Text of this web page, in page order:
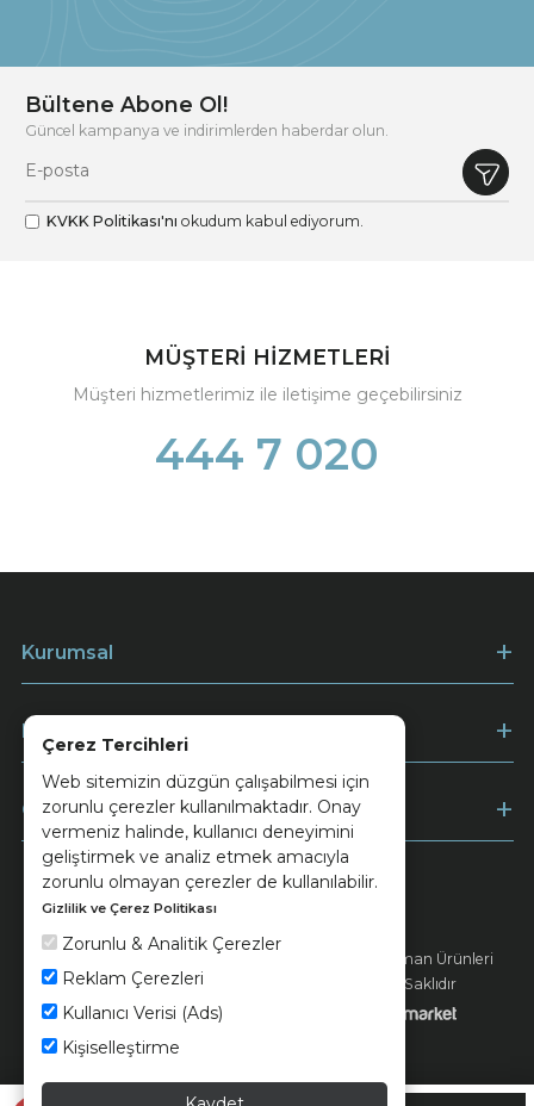
Çerez Tercihleri
Web sitemizin düzgün çalışabilmesi için
zorunlu çerezler kullanılmaktadır. Onay
vermeniz halinde, kullanıcı deneyimini
geliştirmek ve analiz etmek amacıyla
zorunlu olmayan çerezler de kullanılabilir.
Gizlilik ve Çerez Politikası
Zorunlu & Analitik Çerezler
Reklam Çerezleri
Kullanıcı Verisi (Ads)
Kişiselleştirme
Bültene Abone Ol!
Güncel kampanya ve indirimlerden haberdar olun.
KVKK Politikası'nı okudum kabul ediyorum.
MÜŞTERİ HİZMETLERİ
Müşteri hizmetlerimiz ile iletişime geçebilirsiniz
444 7 020
Kurumsal
Müşteri Hizmetleri
Ödeme
Keramika Kvkk ve Çerez Politikası
© 2026 Ünsa Madencilik Turizm Enerji Seramik Orman Ürünleri
Elektrik Üretim San. ve Tic. A.Ş. - Tüm Hakları Saklıdır